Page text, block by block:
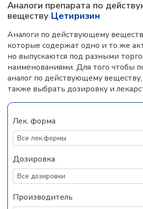
Аналоги препарата по
веществу Цетиризин
Аналоги по действующему
которые содержат одно и то же
но выпускаются под разными
наименованиями. Для того чтобы
аналог по действующему
также выбрать дозировку и
Лек. форма
Дозировка
Производитель